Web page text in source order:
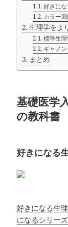
好きに
カラー
生理学をよ
標準生
ギャノ
まとめ
基礎医学
の教科書
好きになる
好きになる生
になるシリー